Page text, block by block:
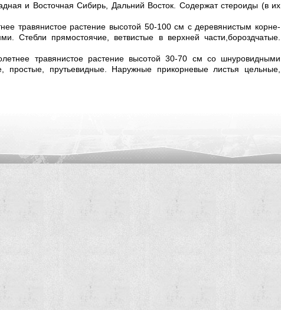
и Восточная Сибирь, Дальний Восток. Содержат стероиды (в их
травянистое растение высотой 50-100 см с деревянистым корне­
Стебли прямостоячие, ветвистые в верхней части,бороздчатые.
травянистое растение высотой 30-70 см со шнуровидными
простые, прутьевидные. Наружные прикорневые листья цельные,